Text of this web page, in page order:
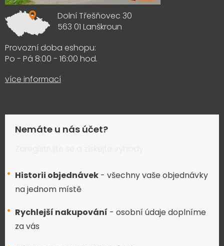
Dolní Třešňovec 30
563 01 Lanškroun
Provozní doba eshopu:
Po - Pá 8:00 - 16:00 hod.
více informací
Nemáte u nás účet?
Historii objednávek - všechny vaše objednávky
na jednom místě
Rychlejší nakupování - osobní údaje doplníme
za vás